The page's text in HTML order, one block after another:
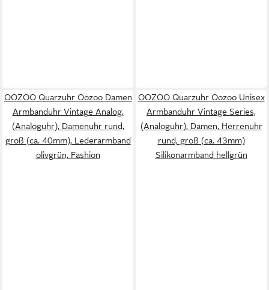
OOZOO Quarzuhr Oozoo Damen
Armbanduhr Vintage Analog,
(Analoguhr), Damenuhr rund,
groß (ca. 40mm), Lederarmband
olivgrün, Fashion
OOZOO Quarzuhr Oozoo Unisex
Armbanduhr Vintage Series,
(Analoguhr), Damen, Herrenuhr
rund, groß (ca. 43mm)
Silikonarmband hellgrün